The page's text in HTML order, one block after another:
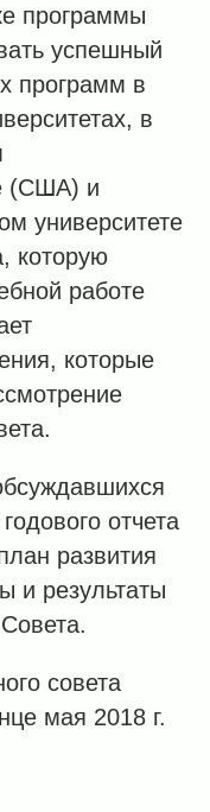
программы
успешный
программ в
в
(США) и
университете
которую
работе
которые
отчета
развития
и результаты
совета
мая 2018 г.